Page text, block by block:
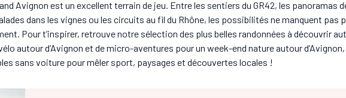
Avignon est un excellent terrain de jeu. Entre les sentiers du GR42, les panoramas
dans les vignes ou les circuits au fil du Rhône, les possibilités ne manquent pas
Pour t’inspirer, retrouve notre sélection des plus belles randonnées à découvrir
autour d’Avignon et de micro-aventures pour un week-end nature autour d’Avignon,
sans voiture pour mêler sport, paysages et découvertes locales !